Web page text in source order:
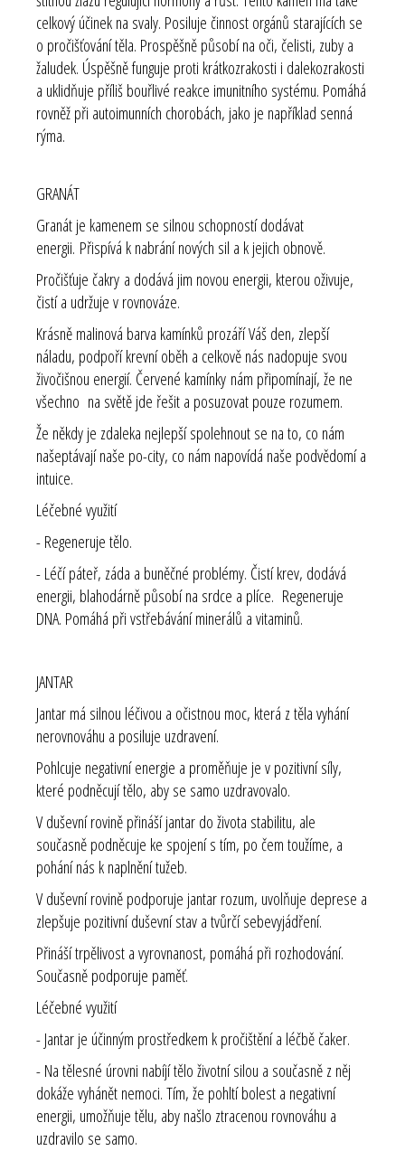
celkový účinek na svaly. Posiluje činnost orgánů starajících se
o pročišťování těla. Prospěšně působí na oči, čelisti, zuby a
žaludek. Úspěšně funguje proti krátkozrakosti i dalekozrakosti
a uklidňuje příliš bouřlivé reakce imunitního systému. Pomáhá
rovněž při autoimunních chorobách, jako je například senná
rýma.
GRANÁT
Granát je kamenem se silnou schopností dodávat
energii. Přispívá k nabrání nových sil a k jejich obnově.
Pročišťuje čakry a dodává jim novou energii, kterou oživuje,
čistí a udržuje v rovnováze.
Krásně malinová barva kamínků prozáří Váš den, zlepší
náladu, podpoří krevní oběh a celkově nás nadopuje svou
živočišnou energií. Červené kamínky nám připomínají, že ne
všechno na světě jde řešit a posuzovat pouze rozumem.
Že někdy je zdaleka nejlepší spolehnout se na to, co nám
našeptávají naše po-city, co nám napovídá naše podvědomí a
intuice.
Léčebné využití
- Regeneruje tělo.
- Léčí páteř, záda a buněčné problémy. Čistí krev, dodává
energii, blahodárně působí na srdce a plíce. Regeneruje
DNA. Pomáhá při vstřebávání minerálů a vitaminů.
JANTAR
Jantar má silnou léčivou a očistnou moc, která z těla vyhání
nerovnováhu a posiluje uzdravení.
Pohlcuje negativní energie a proměňuje je v pozitivní síly,
které podněcují tělo, aby se samo uzdravovalo.
V duševní rovině přináší jantar do života stabilitu, ale
současně podněcuje ke spojení s tím, po čem toužíme, a
pohání nás k naplnění tužeb.
V duševní rovině podporuje jantar rozum, uvolňuje deprese a
zlepšuje pozitivní duševní stav a tvůrčí sebevyjádření.
Přináší trpělivost a vyrovnanost, pomáhá při rozhodování.
Současně podporuje paměť.
Léčebné využití
- Jantar je účinným prostředkem k pročištění a léčbě čaker.
- Na tělesné úrovni nabíjí tělo životní silou a současně z něj
dokáže vyhánět nemoci. Tím, že pohltí bolest a negativní
energii, umožňuje tělu, aby našlo ztracenou rovnováhu a
uzdravilo se samo.